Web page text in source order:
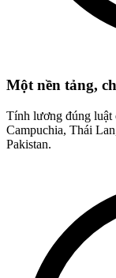
Một nền tảng,
Tính lương đúng luật
Campuchia, Thái
Pakistan.